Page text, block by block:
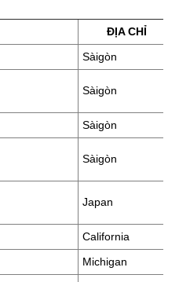
ĐỊA CHỈ
Sàigòn
Sàigòn
Sàigòn
Sàigòn
Japan
California
Michigan